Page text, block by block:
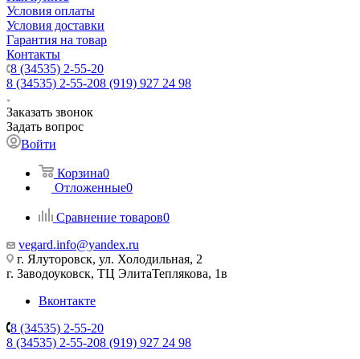
Условия оплаты
Условия доставки
Гарантия на товар
Контакты
8 (34535) 2-55-20
8 (34535) 2-55-208 (919) 927 24 98
Заказать звонок
Задать вопрос
Войти
Корзина0
Отложенные0
Сравнение товаров0
vegard.info@yandex.ru
г. Ялуторовск, ул. Холодильная, 2
г. Заводоуковск, ​ТЦ Элита​Теплякова, 1в
Вконтакте
8 (34535) 2-55-20
8 (34535) 2-55-208 (919) 927 24 98